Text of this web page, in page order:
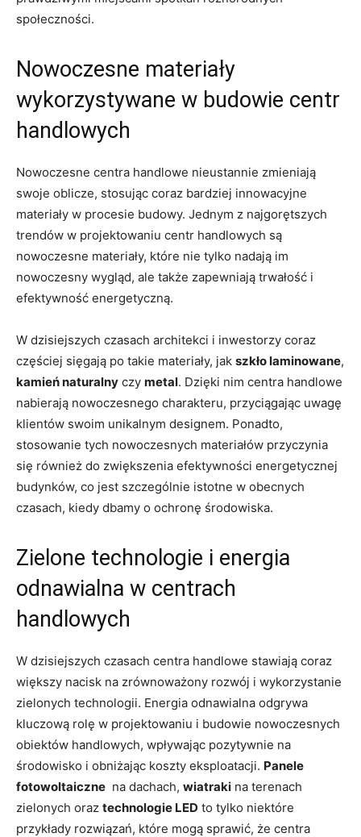
‌społeczności.
Nowoczesne⁢ materiały
wykorzystywane ‌w budowie centr
handlowych
Nowoczesne centra handlowe ⁢nieustannie zmieniają
⁢swoje oblicze, stosując coraz bardziej innowacyjne
materiały w procesie budowy. Jednym z najgorętszych
trendów w projektowaniu centr handlowych są
nowoczesne⁢ materiały, które nie tylko nadają ‌im
nowoczesny wygląd, ale także zapewniają trwałość i
efektywność energetyczną.
W dzisiejszych czasach architekci i inwestorzy coraz
częściej​ sięgają po ‌takie materiały, jak szkło laminowane,‌
kamień naturalny czy metal. Dzięki nim centra handlowe
nabierają nowoczesnego charakteru, przyciągając uwagę
klientów swoim unikalnym designem. Ponadto,
stosowanie tych nowoczesnych materiałów ⁢przyczynia
‌się również do zwiększenia efektywności energetycznej
budynków, co jest szczególnie istotne​ w obecnych
czasach, kiedy dbamy o ochronę środowiska.
Zielone technologie i energia
odnawialna w⁤ centrach
handlowych
W dzisiejszych‍ czasach centra ‌handlowe stawiają coraz
większy nacisk na zrównoważony rozwój i wykorzystanie
zielonych technologii. Energia odnawialna odgrywa
kluczową rolę w projektowaniu i budowie nowoczesnych
obiektów​ handlowych, ‌wpływając⁤ pozytywnie na
środowisko i obniżając koszty eksploatacji. Panele
fotowoltaiczne ‍ na⁢ dachach, wiatraki na terenach
zielonych oraz technologie LED to tylko niektóre
przykłady rozwiązań, które mogą⁢ sprawić, że centra